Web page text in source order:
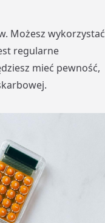
Możesz wykorzystać
regularne
mieć pewność,